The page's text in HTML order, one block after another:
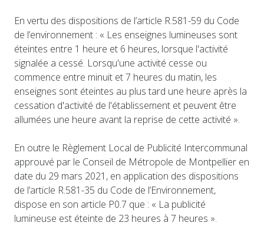
En vertu des dispositions de l’article R.581-59 du Code
de l’environnement : « Les enseignes lumineuses sont
éteintes entre 1 heure et 6 heures, lorsque l'activité
signalée a cessé. Lorsqu'une activité cesse ou
commence entre minuit et 7 heures du matin, les
enseignes sont éteintes au plus tard une heure après la
cessation d'activité de l'établissement et peuvent être
allumées une heure avant la reprise de cette activité ».
En outre le Règlement Local de Publicité Intercommunal
approuvé par le Conseil de Métropole de Montpellier en
date du 29 mars 2021, en application des dispositions
de l’article R.581-35 du Code de l’Environnement,
dispose en son article P0.7 que : « La publicité
lumineuse est éteinte de 23 heures à 7 heures ».